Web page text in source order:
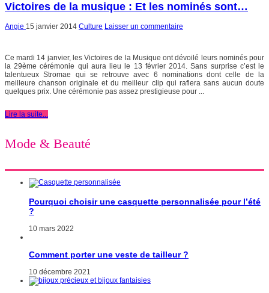
Victoires de la musique : Et les nominés sont…
Angie 15 janvier 2014 Culture Laisser un commentaire
Ce mardi 14 janvier, les Victoires de la Musique ont dévoilé leurs nominés pour
la 29ème cérémonie qui aura lieu le 13 février 2014. Sans surprise c’est le
talentueux Stromae qui se retrouve avec 6 nominations dont celle de la
meilleure chanson originale et du meilleur clip qui raflera sans aucun doute
quelques prix. Une cérémonie pas assez prestigieuse pour ...
Lire la suite...
Mode & Beauté
Pourquoi choisir une casquette personnalisée pour l’été
?
10 mars 2022
Comment porter une veste de tailleur ?
10 décembre 2021